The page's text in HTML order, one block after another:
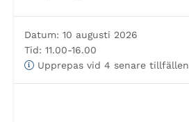
Datum: 10 augusti 2026
Tid: 11.00-16.00
Upprepas vid 4 senare tillfällen